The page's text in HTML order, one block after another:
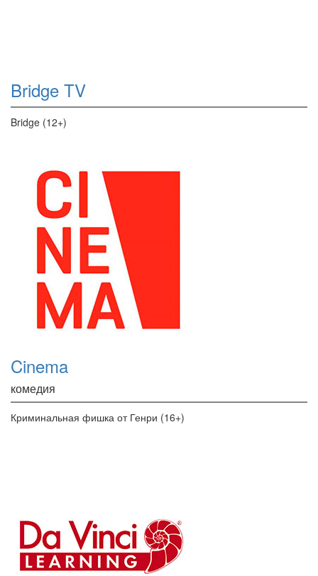
Bridge TV
Bridge (12+)
Cinema
комедия
Криминальная фишка от Генри (16+)